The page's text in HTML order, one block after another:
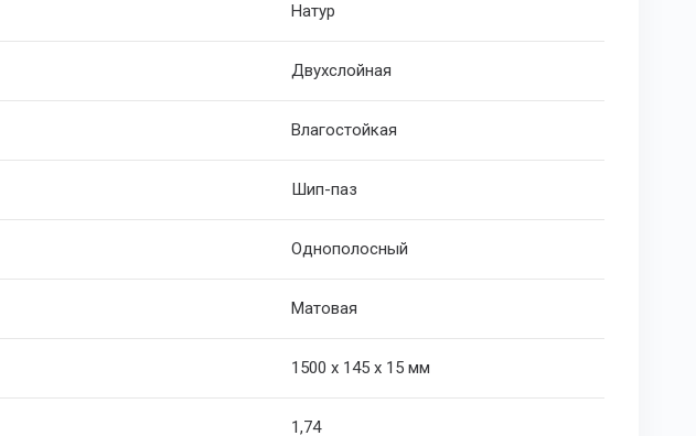
Натур
Двухслойная
Влагостойкая
Шип-паз
Однополосный
Матовая
1500 х 145 х 15 мм
1,74